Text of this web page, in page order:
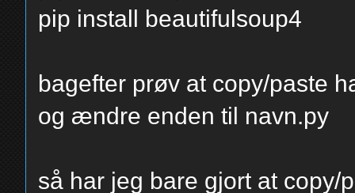
pip install beautifulsoup4
bagefter prøv at copy/paste
og ændre enden til navn.py
så har jeg bare gjort at copy/